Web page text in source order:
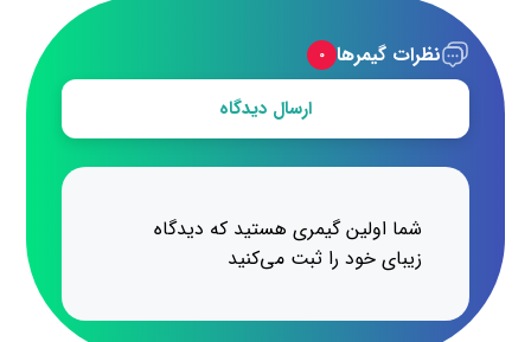
نظرات گیمرها ۰
ارسال دیدگاه
شما اولین گیمری هستید که دیدگاه
زیبای خود را ثبت می‌کنید